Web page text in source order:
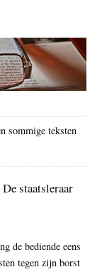
sommige teksten
staatsleraar
de bediende eens
tegen zijn borst